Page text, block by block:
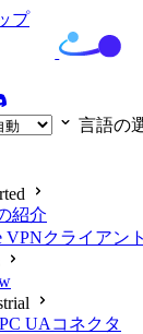
プ
言語の
紹介
VPNクライアン
UAコネクタ